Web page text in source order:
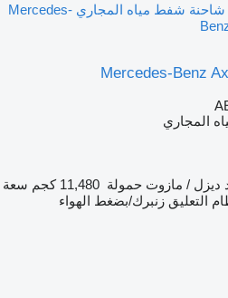
شاحنة شفط مياه المجاري Mercedes-
Mercedes-Benz
المجاري
ديزل / مازوت حمولة 11,480 كجم
سعة
التعليق زنبرك/بضغط الهواء